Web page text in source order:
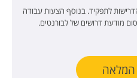
לתפקיד. בנוסף הצעות עבודה
מודעת דרושים של לבורנטים.